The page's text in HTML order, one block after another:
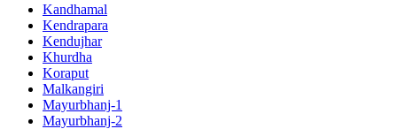
Kandhamal
Kendrapara
Kendujhar
Khurdha
Koraput
Malkangiri
Mayurbhanj-1
Mayurbhanj-2